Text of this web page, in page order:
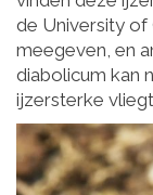
de University of
meegeven, en
diabolicum kan
ijzersterke